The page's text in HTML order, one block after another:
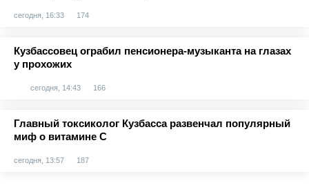
сегодня, 16:33 174
Кузбассовец ограбил пенсионера-музыканта на глазах
у прохожих
сегодня, 14:43 166
Главный токсиколог Кузбасса развенчал популярный
миф о витамине С
сегодня, 13:57 187